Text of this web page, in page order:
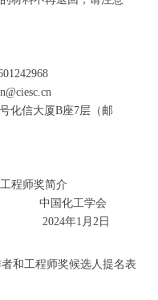
信大厦B座7层（邮
程师奖简介
中国化工学会
2024年1月2日
和工程师奖候选人提名表